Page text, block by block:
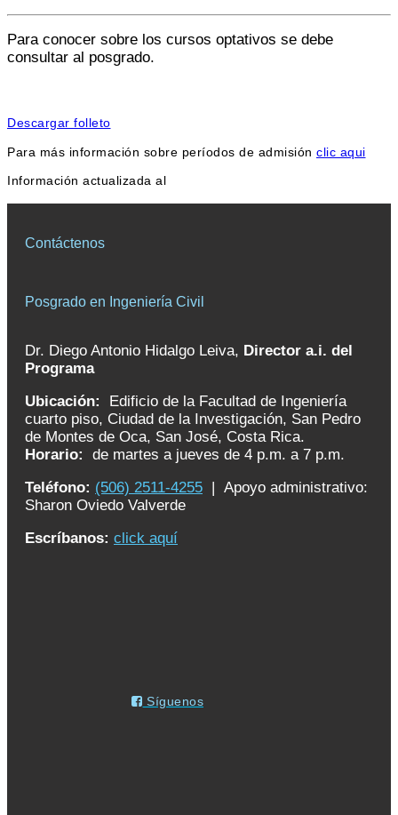
Para conocer sobre los cursos optativos se debe
consultar al posgrado.
Descargar folleto
Para más información sobre períodos de admisión clic aqui
Información actualizada al
Contáctenos
Posgrado en Ingeniería Civil
Dr. Diego Antonio Hidalgo Leiva, Director a.i. del
Programa
Ubicación:
Edificio de la Facultad de Ingeniería
cuarto piso, Ciudad de la Investigación, San Pedro
de Montes de Oca, San José, Costa Rica.
Horario: de martes a jueves de 4 p.m. a 7 p.m.
Teléfono: (506) 2511-4255 | Apoyo administrativo:
Sharon Oviedo Valverde
Escríbanos: click aquí
Síguenos